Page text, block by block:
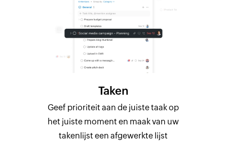
Taken
Geef prioriteit aan de juiste taak op
het juiste moment en maak van uw
takenlijst een afgewerkte lijst